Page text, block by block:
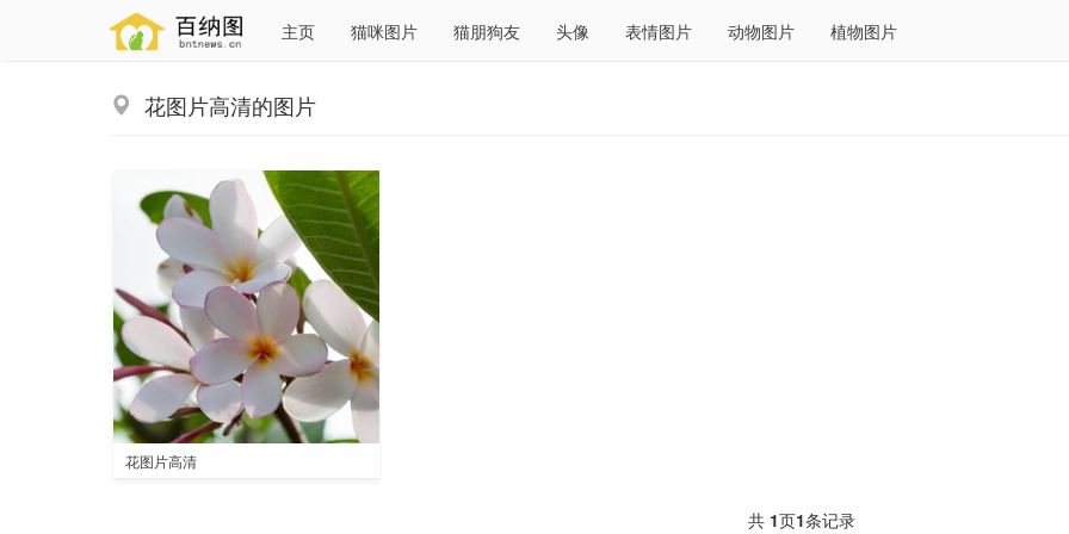
主页 猫咪图片 猫朋狗友 头像 表情图片 动物图片 植物图片
花图片高清的图片
花图片高清
共 1页1条记录